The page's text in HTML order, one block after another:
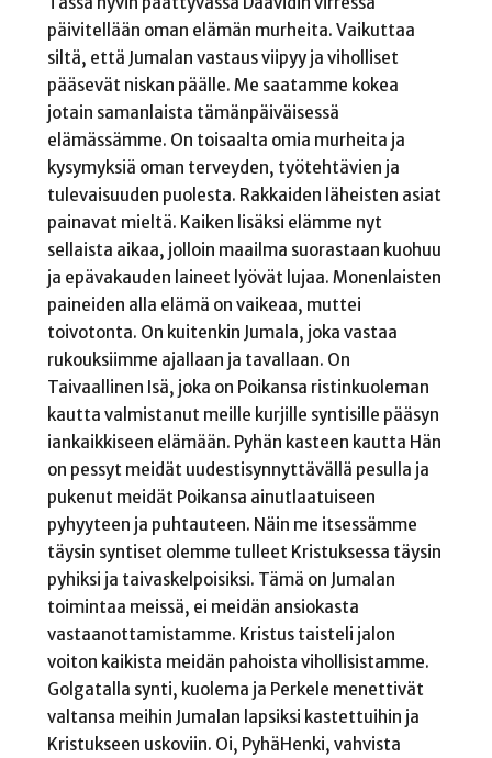
päivitellään oman elämän murheita. Vaikuttaa
siltä, että Jumalan vastaus viipyy ja viholliset
pääsevät niskan päälle. Me saatamme kokea
jotain samanlaista tämänpäiväisessä
elämässämme. On toisaalta omia murheita ja
kysymyksiä oman terveyden, työtehtävien ja
tulevaisuuden puolesta. Rakkaiden läheisten asiat
painavat mieltä. Kaiken lisäksi elämme nyt
sellaista aikaa, jolloin maailma suorastaan kuohuu
ja epävakauden laineet lyövät lujaa. Monenlaisten
paineiden alla elämä on vaikeaa, muttei
toivotonta. On kuitenkin Jumala, joka vastaa
rukouksiimme ajallaan ja tavallaan. On
Taivaallinen Isä, joka on Poikansa ristinkuoleman
kautta valmistanut meille kurjille syntisille pääsyn
iankaikkiseen elämään. Pyhän kasteen kautta Hän
on pessyt meidät uudestisynnyttävällä pesulla ja
pukenut meidät Poikansa ainutlaatuiseen
pyhyyteen ja puhtauteen. Näin me itsessämme
täysin syntiset olemme tulleet Kristuksessa täysin
pyhiksi ja taivaskelpoisiksi. Tämä on Jumalan
toimintaa meissä, ei meidän ansiokasta
vastaanottamistamme. Kristus taisteli jalon
voiton kaikista meidän pahoista vihollisistamme.
Golgatalla synti, kuolema ja Perkele menettivät
valtansa meihin Jumalan lapsiksi kastettuihin ja
Kristukseen uskoviin. Oi, PyhäHenki, vahvista